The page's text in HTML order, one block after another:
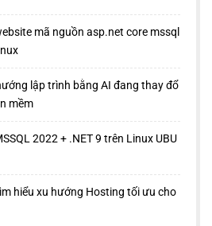
mã nguồn asp.net core mssql
lập trình bằng AI đang thay đổ
mềm
2022 + .NET 9 trên Linux UBU
hiểu xu hướng Hosting tối ưu cho